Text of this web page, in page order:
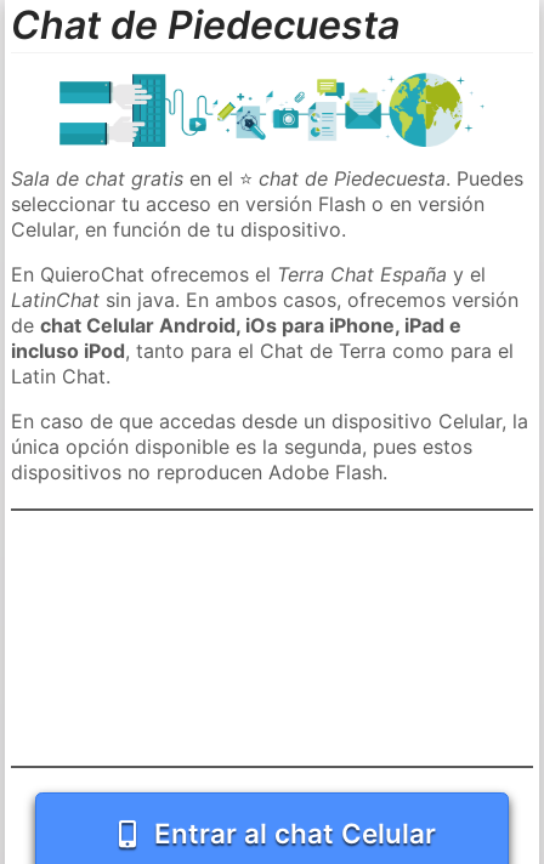
Chat de Piedecuesta
Sala de chat gratis en el ⭐chat de Piedecuesta. Puedes
seleccionar tu acceso en versión Flash o en versión
Celular, en función de tu dispositivo.
En QuieroChat ofrecemos el Terra Chat España y el
LatinChat sin java. En ambos casos, ofrecemos versión
dechat Celular Android, iOs para iPhone, iPad e
incluso iPod, tanto para el Chat de Terra como para el
Latin Chat.
En caso de que accedas desde un dispositivo Celular, la
única opción disponible es la segunda, pues estos
dispositivos no reproducen Adobe Flash.
Entrar al chat Celular